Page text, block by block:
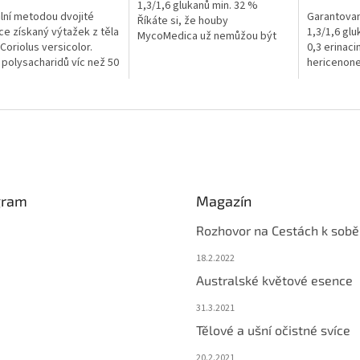
metodou dvojité
získaný výtažek z těla
versicolor.
víc než 50
1,3/1,6 glukanů min. 32 %
Říkáte si, že houby
MycoMedica už nemůžou být
1,3/1,6
0,3
účinnější?
Magazín
Rozhovor na Cestách k sobě
18.2.2022
Australské květové esence
31.3.2021
Tělové a ušní očistné svíce